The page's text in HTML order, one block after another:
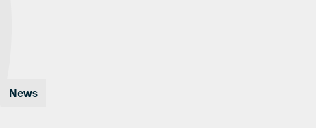
News